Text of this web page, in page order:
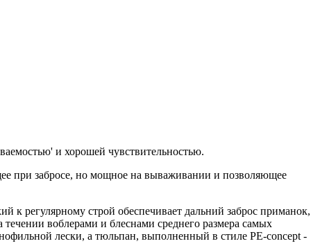
и хорошей чувствительностью.
при забросе, но мощное на вываживании и позволяющее
регулярному строй обеспечивает дальний заброс приманок,
воблерами и блеснами среднего размера самых
лески, а тюльпан, выполненный в стиле PE-concept -